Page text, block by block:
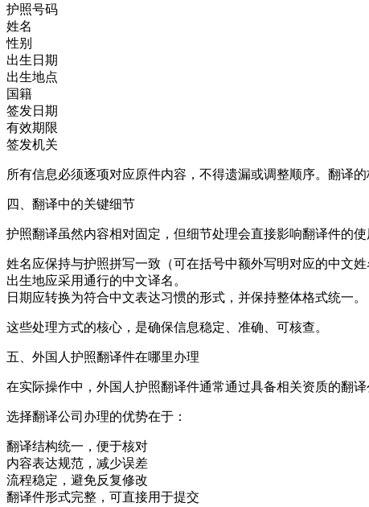
护照号码
姓名
性别
出生日期
出生地点
国籍
签发日期
有效期限
签发机关
所有信息必须逐项对应原件内容，不得遗漏或调整顺序。翻译
四、翻译中的关键细节
护照翻译虽然内容相对固定，但细节处理会直接影响翻译件的使
姓名应保持与护照拼写一致（可在括号中额外写明对应的中文
出生地应采用通行的中文译名。
日期应转换为符合中文表达习惯的形式，并保持整体格式统一。
这些处理方式的核心，是确保信息稳定、准确、可核查。
五、外国人护照翻译件在哪里办理
在实际操作中，外国人护照翻译件通常通过具备相关资质的翻
选择翻译公司办理的优势在于：
翻译结构统一，便于核对
内容表达规范，减少误差
流程稳定，避免反复修改
翻译件形式完整，可直接用于提交